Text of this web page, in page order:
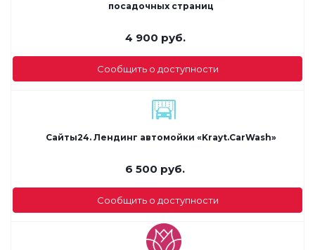
посадочных страниц
4 900 руб.
Сообщить о доступности
Сайты24. Лендинг автомойки «Krayt.CarWash»
6 500 руб.
Сообщить о доступности